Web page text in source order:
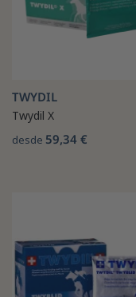
TWYDIL
Twydil X
desde 59,34 €